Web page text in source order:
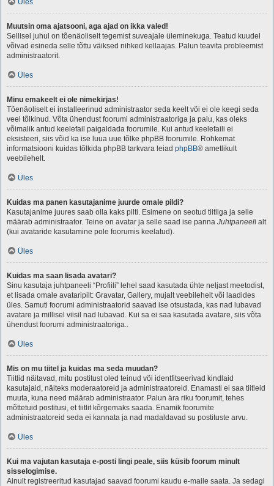
Üles
Muutsin oma ajatsooni, aga ajad on ikka valed!
Sellisel juhul on tõenäoliselt tegemist suveajale üleminekuga. Teatud kuudel
võivad esineda selle tõttu väiksed nihked kellaajas. Palun teavita probleemist
administraatorit.
Üles
Minu emakeelt ei ole nimekirjas!
Tõenäoliselt ei installeerinud administraator seda keelt või ei ole keegi seda
veel tõlkinud. Võta ühendust foorumi administraatoriga ja palu, kas oleks
võimalik antud keelefail paigaldada foorumile. Kui antud keelefaili ei
eksisteeri, siis võid ka ise luua uue tõlke phpBB foorumile. Rohkemat
informatsiooni kuidas tõlkida phpBB tarkvara leiad phpBB® ametlikult
veebilehelt.
Üles
Kuidas ma panen kasutajanime juurde omale pildi?
Kasutajanime juures saab olla kaks pilti. Esimene on seotud tiitliga ja selle
määrab administraator. Teine on avatar ja selle saad ise panna Juhtpaneeli alt
(kui avataride kasutamine pole foorumis keelatud).
Üles
Kuidas ma saan lisada avatari?
Sinu kasutaja juhtpaneeli “Profiili” lehel saad kasutada ühte neljast meetodist,
et lisada omale avataripilt: Gravatar, Gallery, mujalt veebilehelt või laadides
üles. Samuti foorumi administraatorid saavad ise otsustada, kas nad lubavad
avatare ja millisel viisil nad lubavad. Kui sa ei saa kasutada avatare, siis võta
ühendust foorumi administraatoriga..
Üles
Mis on mu tiitel ja kuidas ma seda muudan?
Tiitlid näitavad, mitu postitust oled teinud või identfitseerivad kindlaid
kasutajaid, näiteks moderaatoreid ja administraatoreid. Enamasti ei saa tiitleid
muuta, kuna need määrab administraator. Palun ära riku foorumit, tehes
mõttetuid postitusi, et tiitlit kõrgemaks saada. Enamik foorumite
administraatoreid seda ei kannata ja nad madaldavad su postituste arvu.
Üles
Kui ma vajutan kasutaja e-posti lingi peale, siis küsib foorum minult
sisselogimise.
Ainult registreeritud kasutajad saavad foorumi kaudu e-maile saata. Ja sedagi